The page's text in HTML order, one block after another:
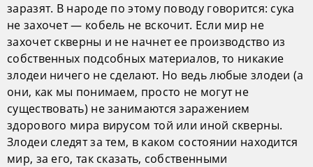
заразят. В народе по этому поводу говорится: сука
не захочет — кобель не вскочит. Если мир не
захочет скверны и не начнет ее производство из
собственных подсобных материалов, то никакие
злодеи ничего не сделают. Но ведь любые злодеи (а
они, как мы понимаем, просто не могут не
существовать) не занимаются заражением
здорового мира вирусом той или иной скверны.
Злодеи следят за тем, в каком состоянии находится
мир, за его, так сказать, собственными